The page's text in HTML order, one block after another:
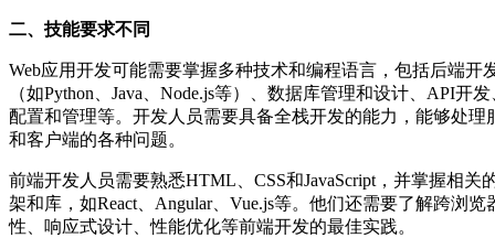
二、技能要求不同
Web应用开发可能需要掌握多种技术和编程语言，包括后端开
（如Python、Java、Node.js等）、数据库管理和设计、API开
配置和管理等。开发人员需要具备全栈开发的能力，能够处理
和客户端的各种问题。
前端开发人员需要熟悉HTML、CSS和JavaScript，并掌握相关
架和库，如React、Angular、Vue.js等。他们还需要了解跨浏览
性、响应式设计、性能优化等前端开发的最佳实践。